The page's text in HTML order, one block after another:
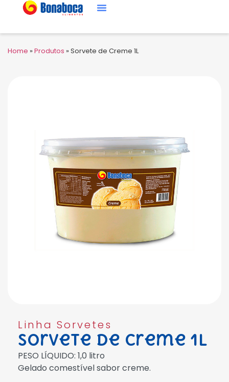
Home »Produtos »Sorvete de Creme 1L
Linha Sorvetes
Sorvete de Creme 1L
PESO LÍQUIDO: 1,0 litro
Gelado comestível sabor creme.